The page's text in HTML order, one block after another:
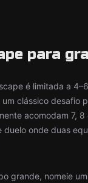
para
é limitada a
clássico desafio
acomodam 7,
duelo onde duas
grande, nomeie